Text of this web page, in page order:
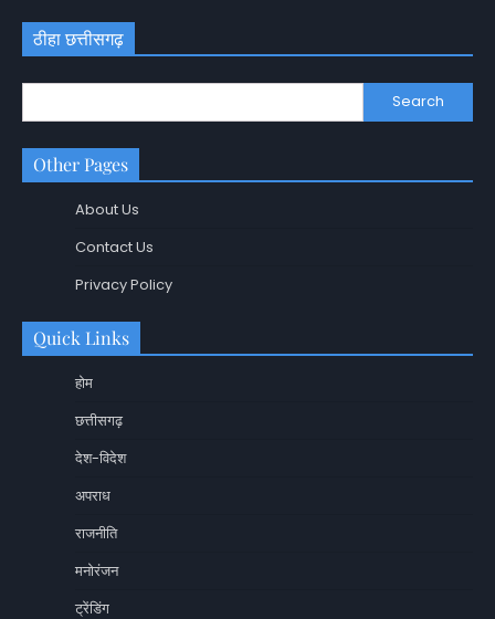
ठीहा छत्तीसगढ़
Search
Other Pages
About Us
Contact Us
Privacy Policy
Quick Links
होम
छत्तीसगढ़
देश-विदेश
अपराध
राजनीति
मनोरंजन
ट्रेंडिंग